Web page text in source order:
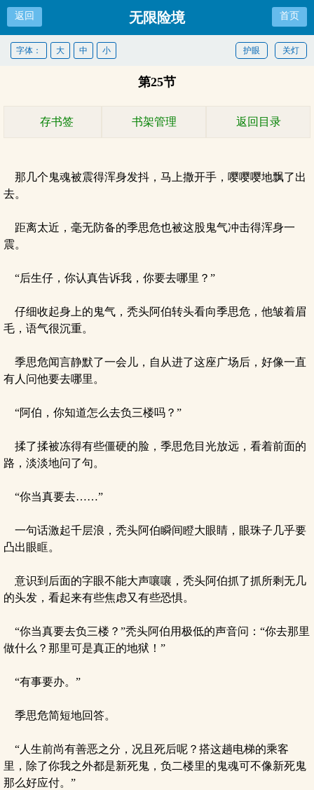
返回 无限险境 首页
关灯
护眼
字体： 大 中 小
第25节
存书签 书架管理 返回目录
那几个鬼魂被震得浑身发抖，马上撒开手，嘤嘤嘤地飘了出
去。
距离太近，毫无防备的季思危也被这股鬼气冲击得浑身一
震。
“后生仔，你认真告诉我，你要去哪里？”
仔细收起身上的鬼气，秃头阿伯转头看向季思危，他皱着眉
毛，语气很沉重。
季思危闻言静默了一会儿，自从进了这座广场后，好像一直
有人问他要去哪里。
“阿伯，你知道怎么去负三楼吗？”
揉了揉被冻得有些僵硬的脸，季思危目光放远，看着前面的
路，淡淡地问了句。
“你当真要去……”
一句话激起千层浪，秃头阿伯瞬间瞪大眼睛，眼珠子几乎要
凸出眼眶。
意识到后面的字眼不能大声嚷嚷，秃头阿伯抓了抓所剩无几
的头发，看起来有些焦虑又有些恐惧。
“你当真要去负三楼？”秃头阿伯用极低的声音问：“你去那里
做什么？那里可是真正的地狱！”
“有事要办。”
季思危简短地回答。
“人生前尚有善恶之分，况且死后呢？搭这趟电梯的乘客
里，除了你我之外都是新死鬼，负二楼里的鬼魂可不像新死鬼
那么好应付。”